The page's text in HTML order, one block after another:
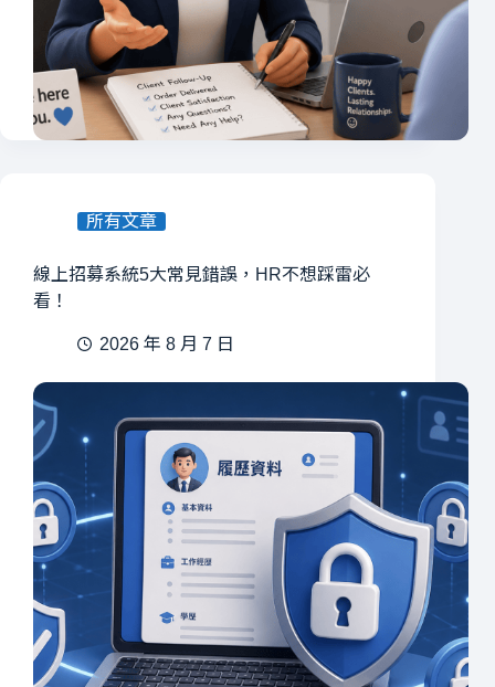
所有文章
線上招募系統5大常見錯誤，HR不想踩雷必
看！
2026 年 8 月 7 日